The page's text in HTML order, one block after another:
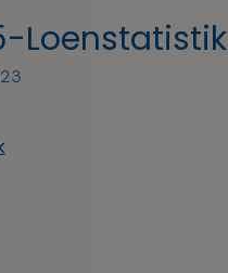
Loenstatistik